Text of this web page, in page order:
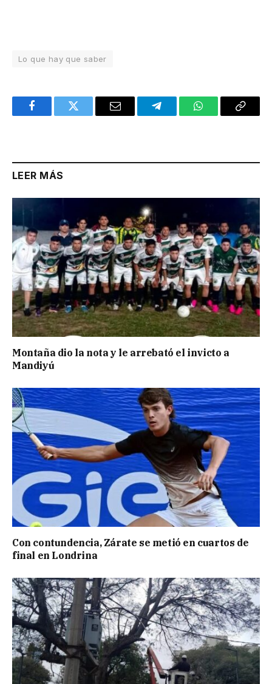
Lo que hay que saber
FacebookTwitter Email TelegramWhatsAppCopy
LEER MÁS
Montaña dio la nota y le arrebató el invicto a
Mandiyú
Con contundencia, Zárate se metió en cuartos de
final en Londrina